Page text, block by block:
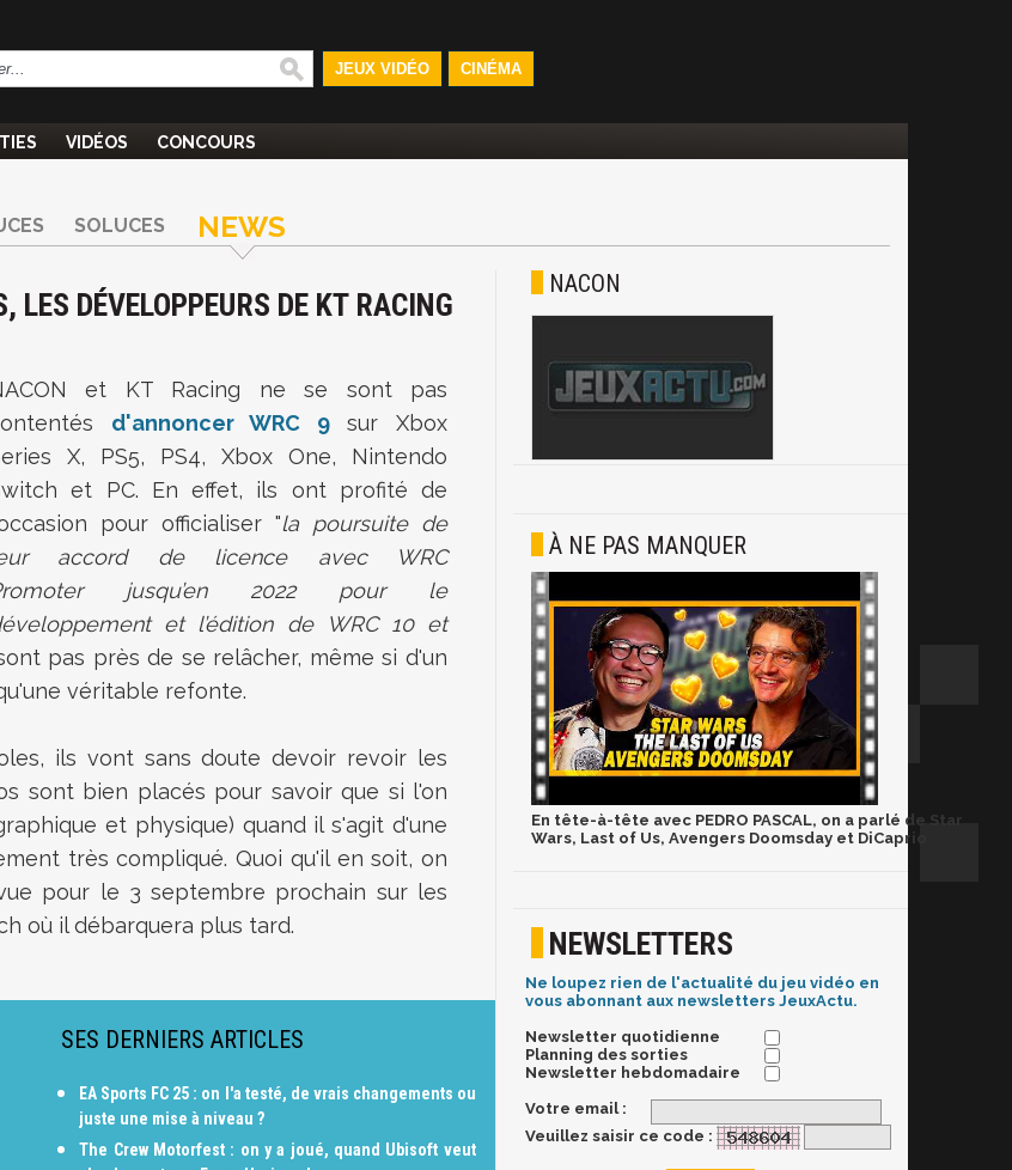
JEUX VIDÉO CINÉMA
VIDÉOS CONCOURS
SOLUCES NEWS
DÉVELOPPEURS DE KT RACING
et KT Racing ne se sont pas
d'annoncer WRC 9sur Xbox
X, PS5, PS4, Xbox One, Nintendo
et PC. En effet, ils ont profité de
pour officialiser "la poursuite de
accord de licence avec WRC
jusqu’en 2022 pour le
et l’édition de WRC 10 et
pas près de se relâcher, même si d'un
véritable refonte.
ils vont sans doute devoir revoir les
sont bien placés pour savoir que si l'on
et physique) quand il s'agit d'une
très compliqué. Quoi qu'il en soit, on
pour le 3 septembre prochain sur les
où il débarquera plus tard.
SES DERNIERS ARTICLES
EA Sports FC 25 : on l'a testé, de vrais changements ou
juste une mise à niveau ?
The Crew Motorfest : on y a joué, quand Ubisoft veut
NACON
À NE PAS MANQUER
En tête-à-tête avec PEDRO PASCAL, on a parlé de Star
Wars, Last of Us, Avengers Doomsday et DiCaprio
NEWSLETTERS
Ne loupez rien de l'actualité du jeu vidéo en
vous abonnant aux newsletters JeuxActu.
Newsletter quotidienne
Planning des sorties
Newsletter hebdomadaire
Votre email :
Veuillez saisir ce code :